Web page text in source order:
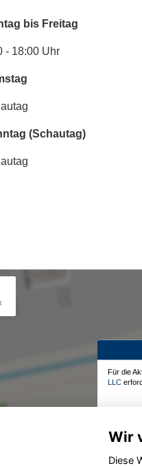
bis Freitag
- 18:00 Uhr
(Schautag)
Für die
LLC
Wir
Diese